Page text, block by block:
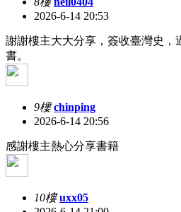
2026-6-14 20:53
謝謝樓主大大分享，簽收臺灣史，
書。
9樓 chinping
2026-6-14 20:56
感謝樓主熱心分享書籍
10樓 uxx05